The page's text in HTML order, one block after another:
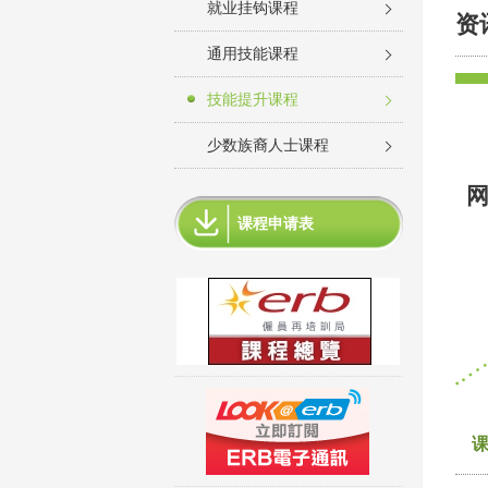
就业挂钩课程
通用技能课程
技能提升课程
少数族裔人士课程
课程申请表
资